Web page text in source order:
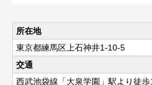
所在地
東京都練馬区上石神井1-10-5
交通
西武池袋線「大泉学園」駅より徒